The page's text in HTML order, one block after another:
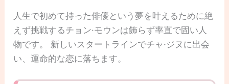
人生で初めて持った俳優という夢を叶えるために絶
えず挑戦するチョン·モウンは飾らず率直で固い人
物です。 新しいスタートラインでチャ·ジヌに出会
い、運命的な恋に落ちます。